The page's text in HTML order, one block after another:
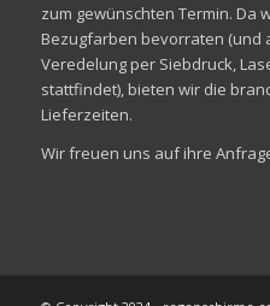
zum gewünschten Termin. Da
Bezugfarben bevorraten (und
Veredelung per Siebdruck,
stattfindet), bieten wir die
Lieferzeiten.
Wir freuen uns auf ihre